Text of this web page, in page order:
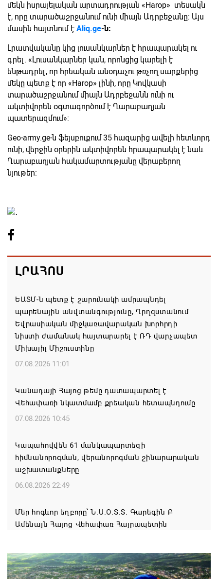
մեկն իսրայելական արտադրության «Harop» տեսակն
է, որը տարածաշրջանում ունի միայն Ադրբեջանը: Այս
մասին հայտնում է Aliq.ge-ն։
Լրատվականը կից լուսանկարներ է հրապարակել ու
գրել. «Լուսանկարներ կան, որոնցից կարելի է
ենթադրել, որ հրեական անօդաչու թռչող սարքերից
մեկը պետք է որ «Harop» լինի, որը Կովկասի
տարածաշրջանում միայն Ադրբեջանն ունի ու
ակտիվորեն օգտագործում է Ղարաբաղյան
պատերազմում»:
Geo-army.ge-ն ֆեյսբուքում 35 հազարից ավելի հետևորդ
ունի, վերջին օրերին ակտիվորեն հրապարակել է նաև
Ղարաբաղյան հակամարտությանը վերաբերող
նյութեր:
ԼՐԱՀՈՍ
ԵԱՏՄ-ն պետք է շարունակի ամրապնդել
պարենային անվտանգությունը, Ղրղզստանում
Եվրասիական միջկառավարական խորհրդի
նիստի ժամանակ հայտարարել է ՌԴ վարչապետ
Միխայիլ Միշուստինը
07.08.2026 11:01
Կանադայի Հայոց թեմը դատապարտել է
Վեհափառի նկատմամբ քրեական հետապնդումը
07.08.2026 10:45
Կապահովվեն 61 մանկապարտեզի
հիմնանորոգման, վերանորոգման շինարարական
աշխատանքները
06.08.2026 22:49
Մեր հոգևոր եղբորը՝ Ն.Ս.Օ.Տ.Տ. Գարեգին Բ
Ամենայն Հայոց Վեհափառ Հայրապետին
06.08.2026 22:30